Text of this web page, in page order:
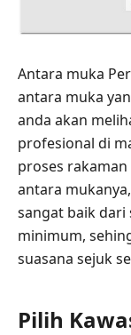
Antara muka
antara muka
anda akan
profesional di
proses rakaman
antara
sangat baik dari
minimum,
suasana sejuk
Pilih